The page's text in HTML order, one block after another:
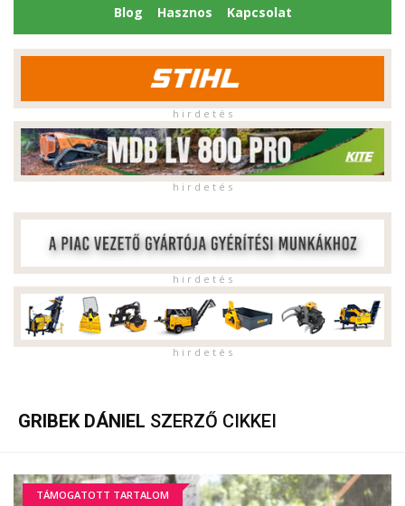
Blog
Hasznos Kapcsolat
h i r d e t é s
h i r d e t é s
h i r d e t é s
h i r d e t é s
GRIBEK DÁNIEL SZERZŐ CIKKEI
TÁMOGATOTT TARTALOM